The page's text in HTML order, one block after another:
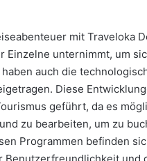
mit Traveloka
Einzelne unternimmt, um
auch die
Diese
geführt, da es
zu bearbeiten, um zu
Programmen befinden